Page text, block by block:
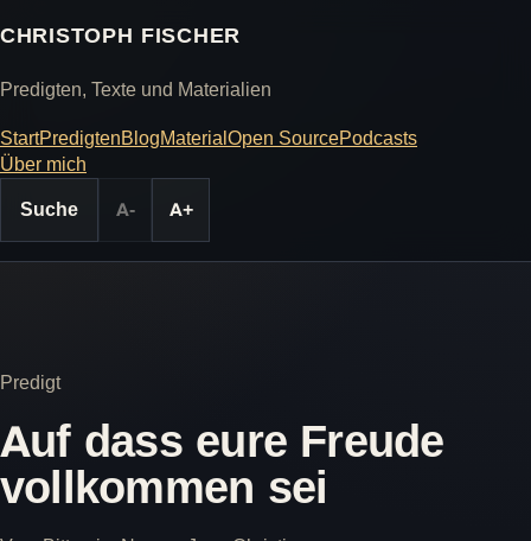
CHRISTOPH FISCHER
Predigten, Texte und Materialien
StartPredigtenBlogMaterialOpen SourcePodcasts
Über mich
Suche
A- A+
Predigt
Auf dass eure Freude
vollkommen sei